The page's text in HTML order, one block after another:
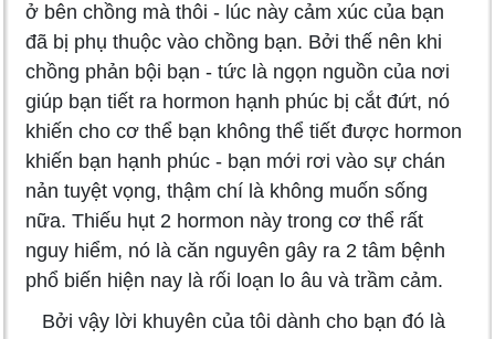
ở bên chồng mà thôi - lúc này cảm xúc của bạn
đã bị phụ thuộc vào chồng bạn. Bởi thế nên khi
chồng phản bội bạn - tức là ngọn nguồn của nơi
giúp bạn tiết ra hormon hạnh phúc bị cắt đứt, nó
khiến cho cơ thể bạn không thể tiết được hormon
khiến bạn hạnh phúc - bạn mới rơi vào sự chán
nản tuyệt vọng, thậm chí là không muốn sống
nữa. Thiếu hụt 2 hormon này trong cơ thể rất
nguy hiểm, nó là căn nguyên gây ra 2 tâm bệnh
phổ biến hiện nay là rối loạn lo âu và trầm cảm.
Bởi vậy lời khuyên của tôi dành cho bạn đó là